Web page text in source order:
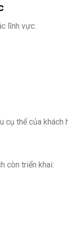
lĩnh vực:
cụ thể của khách
còn triển khai: